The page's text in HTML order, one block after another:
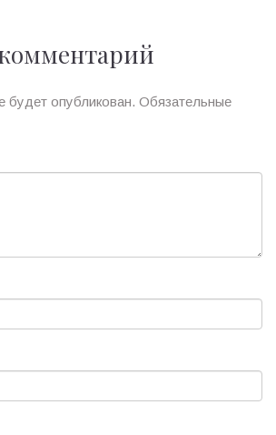
будет опубликован. Обязательные